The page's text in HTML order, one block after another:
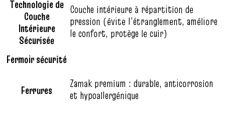
Technologie de
Couche
Intérieure
Sécurisée
Couche intérieure à répartition de
pression (évite l’étranglement, améliore
le confort, protège le cuir)
Fermoir sécurité
Ferrures
Zamak premium : durable, anticorrosion
et hypoallergénique